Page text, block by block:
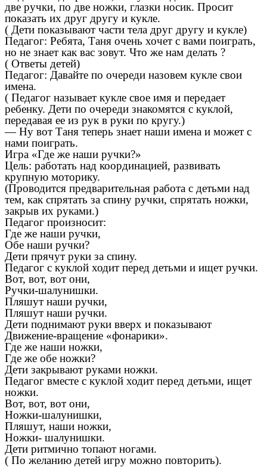
две ручки, по две ножки, глазки носик. Просит
показать их друг другу и кукле.
( Дети показывают части тела друг другу и кукле)
Педагог: Ребята, Таня очень хочет с вами поиграть,
но не знает как вас зовут. Что же нам делать ?
( Ответы детей)
Педагог: Давайте по очереди назовем кукле свои
имена.
( Педагог называет кукле свое имя и передает
ребенку. Дети по очереди знакомятся с куклой,
передавая ее из рук в руки по кругу.)
— Ну вот Таня теперь знает наши имена и может с
нами поиграть.
Игра «Где же наши ручки?»
Цель: работать над координацией, развивать
крупную моторику.
(Проводится предварительная работа с детьми над
тем, как спрятать за спину ручки, спрятать ножки,
закрыв их руками.)
Педагог произносит:
Где же наши ручки,
Обе наши ручки?
Дети прячут руки за спину.
Педагог с куклой ходит перед детьми и ищет ручки.
Вот, вот, вот они,
Ручки-шалунишки.
Пляшут наши ручки,
Пляшут наши ручки.
Дети поднимают руки вверх и показывают
Движение-вращение «фонарики».
Где же наши ножки,
Где же обе ножки?
Дети закрывают руками ножки.
Педагог вместе с куклой ходит перед детьми, ищет
ножки.
Вот, вот, вот они,
Ножки-шалунишки,
Пляшут, наши ножки,
Ножки- шалунишки.
Дети ритмично топают ногами.
( По желанию детей игру можно повторить).